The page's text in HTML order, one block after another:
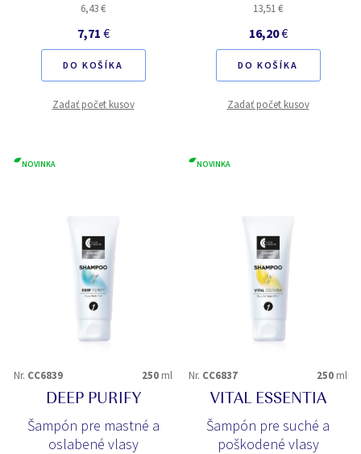
6,43 €
7,71 €
DO KOŠÍKA
Zadať počet kusov
13,51 €
16,20€
DO KOŠÍKA
Zadať počet kusov
NOVINKA
Nr. CC6839 250 ml
DEEP PURIFY
Šampón pre mastné a
oslabené vlasy
NOVINKA
Nr. CC6837 250 ml
VITAL ESSENTIA
Šampón pre suché a
poškodené vlasy